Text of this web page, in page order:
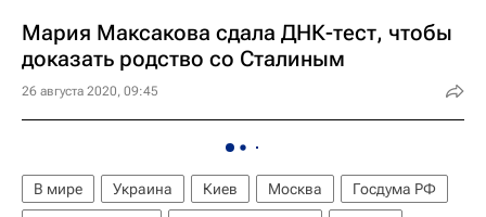
Мария Максакова сдала ДНК-тест, чтобы
доказать родство со Сталиным
26 августа 2020, 09:45
В мире Украина Киев Москва
Госдума РФ